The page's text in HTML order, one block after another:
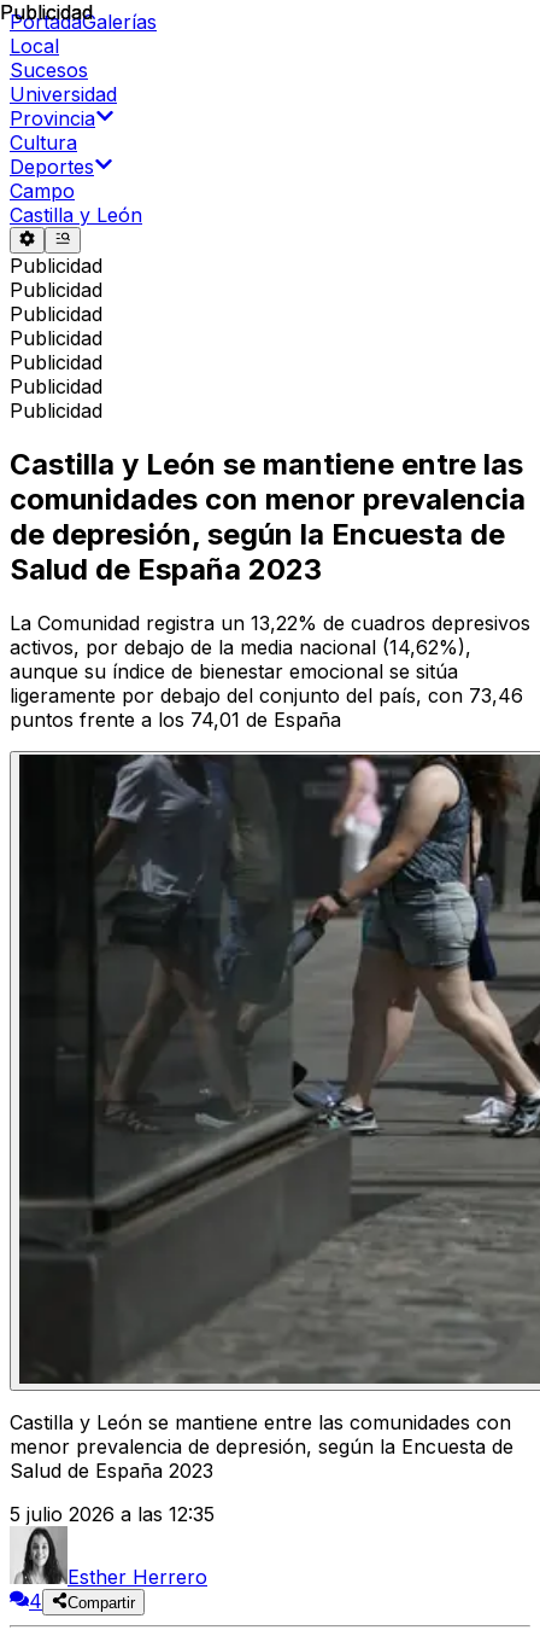
PortadaGalerías
Local
Sucesos
Universidad
Provincia
Cultura
Deportes
Campo
Castilla y León
Publicidad
Publicidad
Publicidad
Publicidad
Publicidad
Publicidad
Publicidad
Publicidad
Castilla y León se mantiene entre las
comunidades con menor prevalencia
de depresión, según la Encuesta de
Salud de España 2023
La Comunidad registra un 13,22% de cuadros depresivos
activos, por debajo de la media nacional (14,62%),
aunque su índice de bienestar emocional se sitúa
ligeramente por debajo del conjunto del país, con 73,46
puntos frente a los 74,01 de España
Castilla y León se mantiene entre las comunidades con
menor prevalencia de depresión, según la Encuesta de
Salud de España 2023
5 julio 2026 a las 12:35
Esther Herrero
4
Compartir
Publicidad